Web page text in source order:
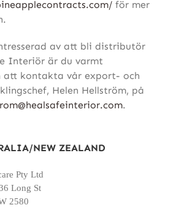
för mer
av att bli distributör
Interiör är du varmt
att kontakta vår export- och
Helen Hellström, på
.
NEW ZEALAND
Pty Ltd
Long St
2580